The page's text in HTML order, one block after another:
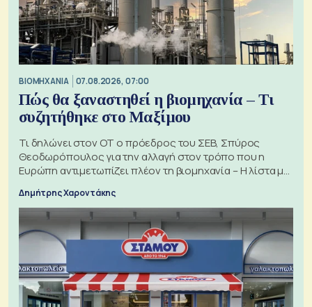
ΒΙΟΜΗΧΑΝΙΑ 07.08.2026, 07:00
Πώς θα ξαναστηθεί η βιομηχανία – Τι
συζητήθηκε στο Μαξίμου
Τι δηλώνει στον ΟΤ ο πρόεδρος του ΣΕΒ, Σπύρος
Θεοδωρόπουλος για την αλλαγή στον τρόπο που η
Ευρώπη αντιμετωπίζει πλέον τη βιομηχανία – Η λίστα με
Δημήτρης Χαροντάκης